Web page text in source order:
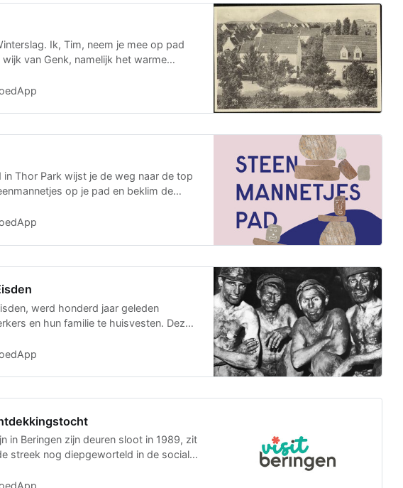
Ik, Tim, neem je mee op pad
van Genk, namelijk het warme
in Thor Park wijst je de weg naar de top
op je pad en beklim de
werd honderd jaar geleden
en hun familie te huisvesten. Deze
in Beringen zijn deuren sloot in 1989, zit
streek nog diepgeworteld in de sociale,